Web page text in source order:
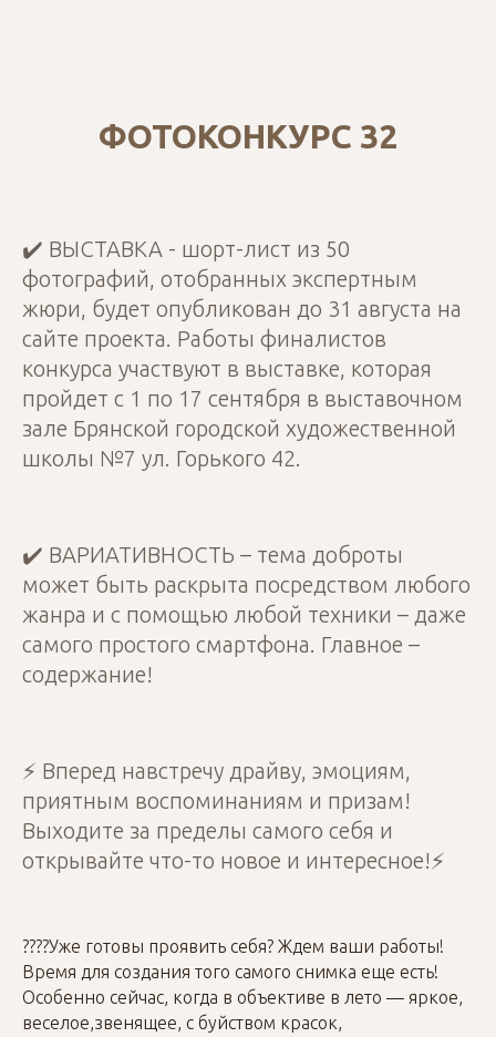
ФОТОКОНКУРС 32
✔️ ВЫСТАВКА - шорт-лист из 50
фотографий, отобранных экспертным
жюри, будет опубликован до 31 августа на
сайте проекта. Работы финалистов
конкурса участвуют в выставке, которая
пройдет с 1 по 17 сентября в выставочном
зале Брянской городской художественной
школы №7 ул. Горького 42.
✔️ ВАРИАТИВНОСТЬ – тема доброты
может быть раскрыта посредством любого
жанра и с помощью любой техники – даже
самого простого смартфона. Главное –
содержание!
⚡️ Вперед навстречу драйву, эмоциям,
приятным воспоминаниям и призам!
Выходите за пределы самого себя и
открывайте что-то новое и интересное!⚡️
????Уже готовы проявить себя? Ждем ваши работы!
Время для создания того самого снимка еще есть!
Особенно сейчас, когда в объективе в лето — яркое,
веселое,звенящее, с буйством красок,